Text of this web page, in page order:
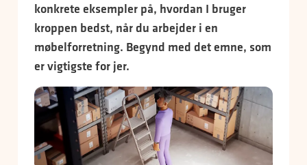
konkrete eksempler på, hvordan I bruger
kroppen bedst, når du arbejder i en
møbelforretning. Begynd med det emne, som
er vigtigste for jer.